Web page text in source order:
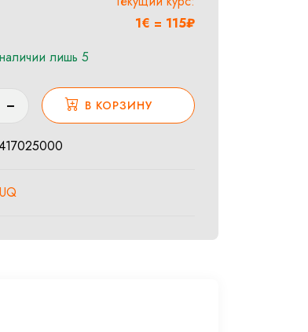
1€ = 115₽
лишь 5
В КОРЗИНУ